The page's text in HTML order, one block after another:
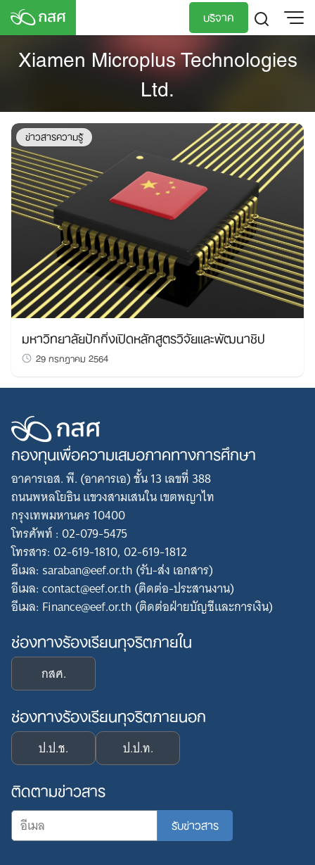
Skip
บริจาค
TH
EN
Xiamen Microplus Technologies
Ltd.
ข่าวสารความรู้
มหาวิทยาลัยปักกิ่งเปิดหลักสูตรวิจัยและพัฒนาชิป
29 กรกฎาคม 2564
กองทุนเพื่อความเสมอภาคทางการศึกษา
อาคารเอส. พี. (อาคารเอ) ชั้น 13 เลขที่ 388
ถนนพหลโยธิน แขวงสามเสนใน เขตพญาไท
กรุงเทพมหานคร 10400
โทรศัพท์ : 02-079-5475
โทรสาร: 02-619-1810, 02-619-1812
อีเมล: saraban@eef.or.th (รับ-ส่ง เอกสาร)
อีเมล: contact@eef.or.th (ติดต่อ-ประสานงาน)
อีเมล: Finance@eef.or.th (ติดต่อฝ่ายบัญชีและการเงิน)
ช่องทางร้องเรียนทุจริตภายใน
กสศ.
ช่องทางร้องเรียนทุจริตภายนอก
ป.ป.ช. ป.ป.ท.
ติดตามข่าวสาร